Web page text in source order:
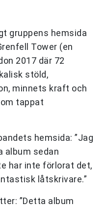
gruppens hemsida
Tower (en
2017 där 72
stöld,
minnets kraft och
tappat
hemsida: ”Jag
album sedan
har inte förlorat det,
låtskrivare.”
”Detta album